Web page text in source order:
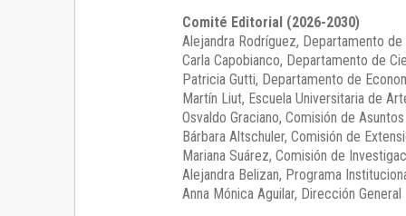
Comité Editorial (2026-2030)
Alejandra Rodríguez, Departamento de
Carla Capobianco, Departamento de
Patricia Gutti, Departamento de
Martín Liut, Escuela Universitaria de
Osvaldo Graciano, Comisión de
Bárbara Altschuler, Comisión de
Mariana Suárez, Comisión de
Alejandra Belizan, Programa
Anna Mónica Aguilar, Dirección General